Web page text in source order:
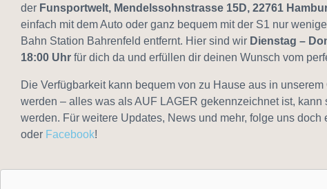
der Funsportwelt, Mendelssohnstrasse 15D, 22761
einfach mit dem Auto oder ganz bequem mit der S1 nur
Bahn Station Bahrenfeld entfernt. Hier sind wir Dienstag –
18:00 Uhr für dich da und erfüllen dir deinen Wunsch vom
Die Verfügbarkeit kann bequem von zu Hause aus in
werden – alles was als AUF LAGER gekennzeichnet ist, kann
werden. Für weitere Updates, News und mehr, folge uns doch
oder Facebook!